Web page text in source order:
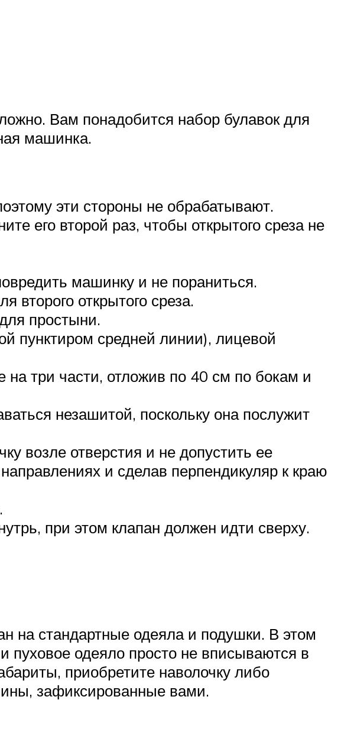
Вам понадобится набор булавок для
машинка.
эти стороны не обрабатывают.
его второй раз, чтобы открытого среза не
машинку и не пораниться.
второго открытого среза.
простыни.
пунктиром средней линии), лицевой
три части, отложив по 40 см по бокам и
незашитой, поскольку она послужит
возле отверстия и не допустить ее
и сделав перпендикуляр к краю
при этом клапан должен идти сверху.
на стандартные одеяла и подушки. В этом
пуховое одеяло просто не вписываются в
приобретите наволочку либо
зафиксированные вами.